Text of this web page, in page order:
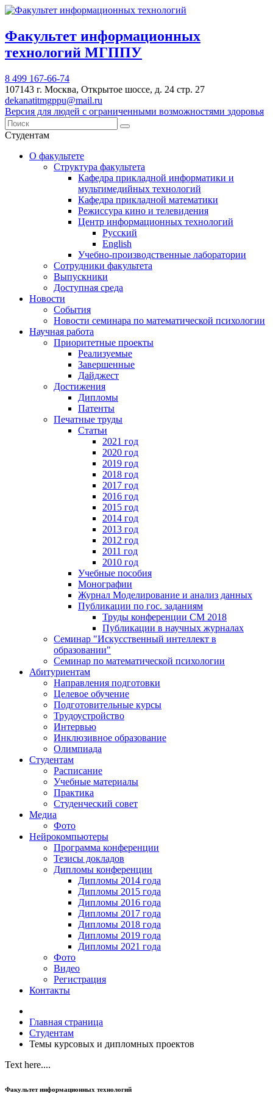
Факультет информационных
технологий МГППУ
8 499 167-66-74
107143 г. Москва, Открытое шоссе, д. 24 стр. 27
dekanatitmgppu@mail.ru
Версия для людей с ограниченными возможностями здоровья
Студентам
О факультете
Структура факультета
Кафедра прикладной информатики и
мультимедийных технологий
Кафедра прикладной математики
Режиссура кино и телевидения
Центр информационных технологий
Русский
English
Учебно-производственные лаборатории
Сотрудники факультета
Выпускники
Доступная среда
Новости
События
Новости семинара по математической психологии
Научная работа
Приоритетные проекты
Реализуемые
Завершенные
Дайджест
Достижения
Дипломы
Патенты
Печатные труды
Статьи
2021 год
2020 год
2019 год
2018 год
2017 год
2016 год
2015 год
2014 год
2013 год
2012 год
2011 год
2010 год
Учебные пособия
Монографии
Журнал Моделирование и анализ данных
Публикации по гос. заданиям
Труды конференции CM 2018
Публикации в научных журналах
Семинар "Искусственный интеллект в
образовании"
Семинар по математической психологии
Абитуриентам
Направления подготовки
Целевое обучение
Подготовительные курсы
Трудоустройство
Интервью
Инклюзивное образование
Олимпиада
Студентам
Расписание
Учебные материалы
Практика
Студенческий совет
Медиа
Фото
Нейрокомпьютеры
Программа конференции
Тезисы докладов
Дипломы конференции
Дипломы 2014 года
Дипломы 2015 года
Дипломы 2016 года
Дипломы 2017 года
Дипломы 2018 года
Дипломы 2019 года
Дипломы 2021 года
Фото
Видео
Регистрация
Контакты
Главная страница
Студентам
Темы курсовых и дипломных проектов
Text here....
Факультет информационных технологий